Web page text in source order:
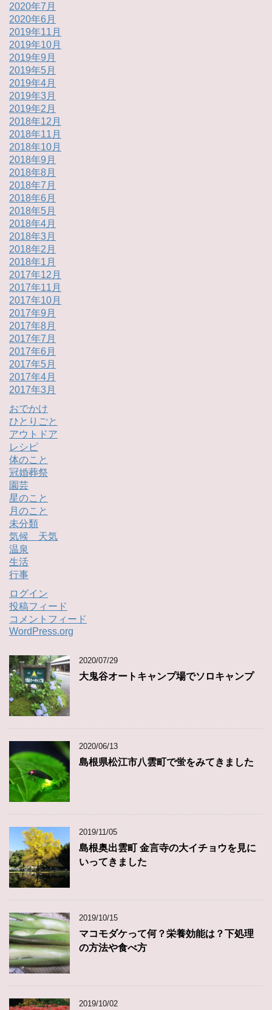
2020年7月
2020年6月
2019年11月
2019年10月
2019年9月
2019年5月
2019年4月
2019年3月
2019年2月
2018年12月
2018年11月
2018年10月
2018年9月
2018年8月
2018年7月
2018年6月
2018年5月
2018年4月
2018年3月
2018年2月
2018年1月
2017年12月
2017年11月
2017年10月
2017年9月
2017年8月
2017年7月
2017年6月
2017年5月
2017年4月
2017年3月
おでかけ
ひとりごと
アウトドア
レシピ
体のこと
冠婚葬祭
園芸
星のこと
月のこと
未分類
気候 天気
温泉
生活
行事
ログイン
投稿フィード
コメントフィード
WordPress.org
2020/07/29
大鬼谷オートキャンプ場でソロキャンプ
2020/06/13
島根県松江市八雲町で蛍をみてきました
2019/11/05
島根奥出雲町 金言寺の大イチョウを見に
いってきました
2019/10/15
マコモダケって何？栄養効能は？下処理
の方法や食べ方
2019/10/02